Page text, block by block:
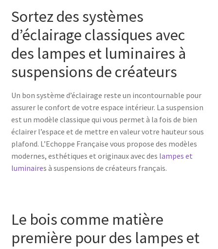
Sortez des systèmes
d’éclairage classiques avec
des lampes et luminaires à
suspensions de créateurs
Un bon système d’éclairage reste un incontournable pour
assurer le confort de votre espace intérieur. La suspension
est un modèle classique qui vous permet à la fois de bien
éclairer l’espace et de mettre en valeur votre hauteur sous
plafond. L’Echoppe Française vous propose des modèles
modernes, esthétiques et originaux avec des lampes et
luminaires à suspensions de créateurs français.
Le bois comme matière
première pour des lampes et